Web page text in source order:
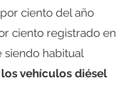
ciento del año
ciento registrado en
siendo habitual
los vehículos diésel